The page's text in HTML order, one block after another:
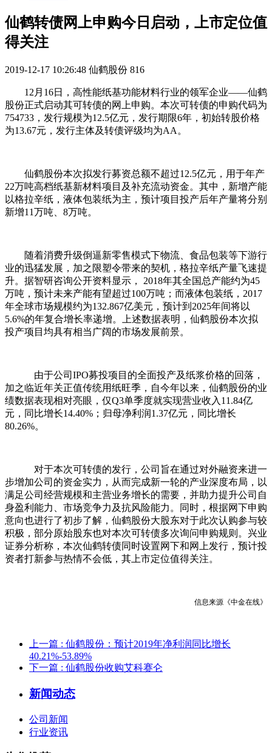
仙鹤转债网上申购今日启动，上市定位值
得关注
2019-12-17 10:26:48 仙鹤股份 816
12月16日，高性能纸基功能材料行业的领军企业——仙鹤
股份正式启动其可转债的网上申购。本次可转债的申购代码为
754733，发行规模为12.5亿元，发行期限6年，初始转股价格
为13.67元，发行主体及转债评级均为AA。
仙鹤股份本次拟发行募资总额不超过12.5亿元，用于年产
22万吨高档纸基新材料项目及补充流动资金。其中，新增产能
以格拉辛纸，液体包装纸为主，预计项目投产后年产量将分别
新增11万吨、8万吨。
随着消费升级倒逼新零售模式下物流、食品包装等下游行
业的迅猛发展，加之限塑令带来的契机，格拉辛纸产量飞速提
升。据智研咨询公开资料显示， 2018年其全国总产能约为45
万吨，预计未来产能有望超过100万吨；而液体包装纸，2017
年全球市场规模约为132.867亿美元，预计到2025年间将以
5.6%的年复合增长率递增。上述数据表明，仙鹤股份本次拟
投产项目均具有相当广阔的市场发展前景。
由于公司IPO募投项目的全面投产及纸浆价格的回落，
加之临近年关正值传统用纸旺季，自今年以来，仙鹤股份的业
绩数据表现相对亮眼，仅Q3单季度就实现营业收入11.84亿
元，同比增长14.40%；归母净利润1.37亿元，同比增长
80.26%。
对于本次可转债的发行，公司旨在通过对外融资来进一
步增加公司的资金实力，从而完成新一轮的产业深度布局，以
满足公司经营规模和主营业务增长的需要，并助力提升公司自
身盈利能力、市场竞争力及抗风险能力。同时，根据网下申购
意向也进行了初步了解，仙鹤股份大股东对于此次认购参与较
积极，部分原始股东也对本次可转债多次询问申购规则。兴业
证券分析称，本次仙鹤转债同时设置网下和网上发行，预计投
资者打新参与热情不会低，其上市定位值得关注。
信息来源《中金在线》
上一篇 : 仙鹤股份：预计2019年净利润同比增长
40.21%-53.89%
下一篇 : 仙鹤股份收购艾科赛仑
新闻动态
公司新闻
行业资讯